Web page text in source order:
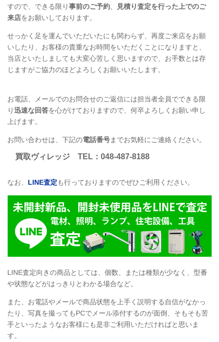
すので、できる限り事前のご予約
見積り査定を行った上でのご
来店をお願いしております。
せっかく足を運んでいただいたにも関わらず、再度ご来店をお願
いしたり、お客様の貴重なお時間をいただくことになりますと、
当店といたしましても大変心苦しく思いますので、お手数とは存
じますがご協力のほどよろしくお願いいたします。
お電話、メールでのお問合せのご返信には担当者全員でできる限
り迅速な回答を心がけておりますので、何卒よろしくお願い申し
上げます。
お問い合わせは、下記の電話番号までお気軽にご連絡ください。
買取ヴィレッジ TEL ：048-487-8188
なお、 LINE査定も行っておりますのでぜひご利用ください。
LINE査定向きの商品としては、個数、または種類が少なく、型番
や状態などがはっきりとわかる場合など。
また、お電話やメールで商品状態を上手く説明する自信がなかっ
たり、写真を撮ってもPCでメール添付するのが面倒、そもそも苦
手といったようなお客様にも是非ご利用いただければと思いま
す。